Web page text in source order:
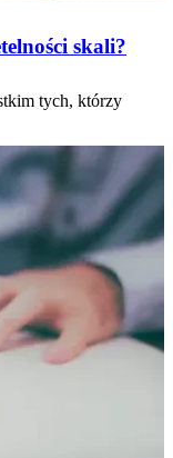
skali?
tych, którzy